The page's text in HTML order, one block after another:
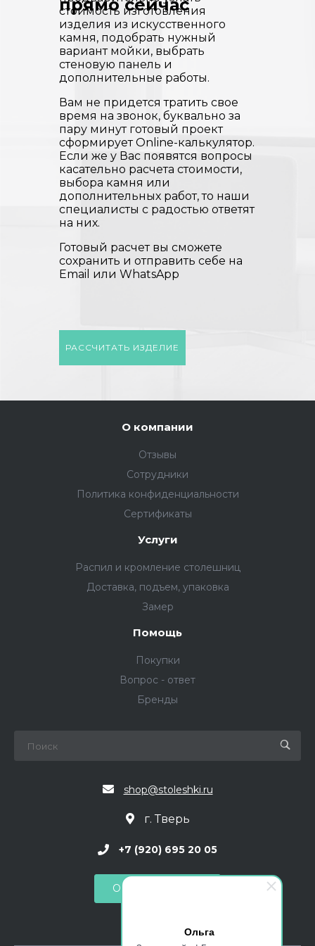
Ольга
РАССЧИТАТЬ ИЗДЕЛИЕ
стоимость изготовления
изделия из искусственного
камня, подобрать нужный
вариант мойки, выбрать
стеновую панель и
дополнительные работы.
Вам не придется тратить свое
время на звонок, буквально за
пару минут готовый проект
сформирует Online-калькулятор.
Если же у Вас появятся вопросы
касательно расчета стоимости,
выбора камня или
дополнительных работ, то наши
специалисты с радостью ответят
на них.
Готовый расчет вы сможете
сохранить и отправить себе на
Email или WhatsApp
прямо сейчас
О компании
Отзывы
Сотрудники
Политика конфиденциальности
Сертификаты
Услуги
Распил и кромление столешниц
Доставка, подъем, упаковка
Замер
Помощь
Покупки
Вопрос - ответ
Бренды
shop@stoleshki.ru
г. Тверь
+7 (920) 695 20 05
Обратный звонок